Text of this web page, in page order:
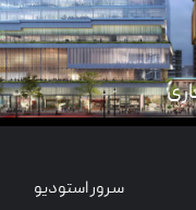
سرور استودیو